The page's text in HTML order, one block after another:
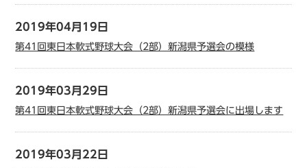
2019年04月19日
第41回東日本軟式野球大会（2部）新潟県予選会の模様
2019年03月29日
第41回東日本軟式野球大会（2部）新潟県予選会に出場します
2019年03月22日